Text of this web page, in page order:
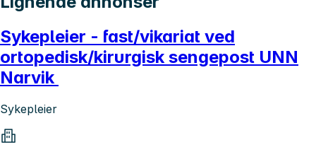
Sykepleier - fast/vikariat ved
ortopedisk/kirurgisk sengepost UNN
Narvik
Sykepleier